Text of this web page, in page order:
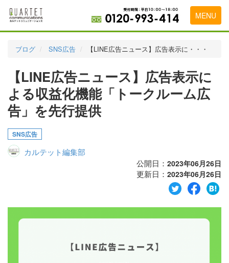
MENU
実績・お客様の声
初めて導入をお考えの方
広告代理店・HP制作会社様へ
お問い合わせ
ブログ SNS広告 【LINE広告ニュース】広告表示に・・・
【LINE広告ニュース】広告表示に
よる収益化機能「トークルーム広
告」を先行提供
SNS広告
カルテット編集部
公開日： 2023年06月26日
更新日： 2023年06月26日